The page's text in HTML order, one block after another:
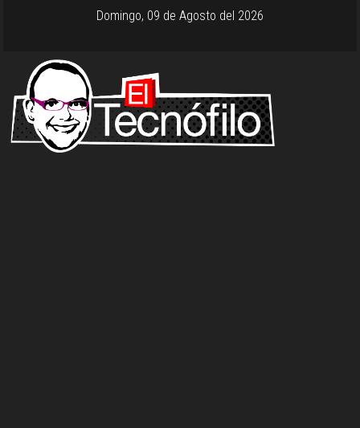
Domingo, 09 de Agosto del 2026